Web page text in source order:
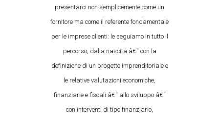
presentarci non semplicemente come un
fornitore ma come il referente fondamentale
per le imprese clienti: le seguiamo in tutto il
percorso, dalla nascita â€“ con la
definizione di un progetto imprenditoriale e
le relative valutazioni economiche,
finanziarie e fiscali â€“ allo sviluppo â€“
con interventi di tipo finanziario,